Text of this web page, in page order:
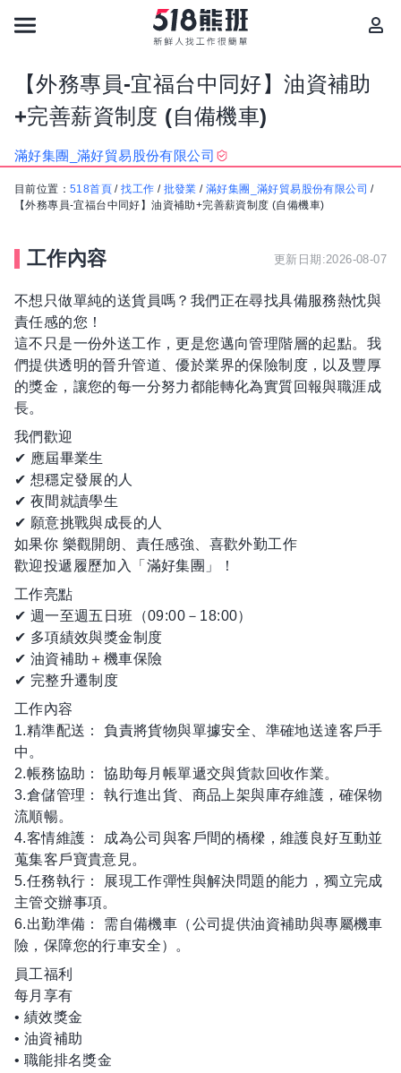
【外務專員-宜福台中同好】油資補助
+完善薪資制度 (自備機車)
滿好集團_滿好貿易股份有限公司
目前位置： 518首頁 /找工作 / 批發業 /滿好集團_滿好貿易股份有限公司 /
【外務專員-宜福台中同好】油資補助+完善薪資制度 (自備機車)
工作內容 更新日期:2026-08-07
不想只做單純的送貨員嗎？我們正在尋找具備服務熱忱與
責任感的您！
這不只是一份外送工作，更是您邁向管理階層的起點。我
們提供透明的晉升管道、優於業界的保險制度，以及豐厚
的獎金，讓您的每一分努力都能轉化為實質回報與職涯成
長。
我們歡迎
✔ 應屆畢業生
✔ 想穩定發展的人
✔ 夜間就讀學生
✔ 願意挑戰與成長的人
如果你 樂觀開朗、責任感強、喜歡外勤工作
歡迎投遞履歷加入「滿好集團」！
工作亮點
✔ 週一至週五日班（09:00－18:00）
✔ 多項績效與獎金制度
✔ 油資補助＋機車保險
✔ 完整升遷制度
工作內容
1.精準配送： 負責將貨物與單據安全、準確地送達客戶手
中。
2.帳務協助： 協助每月帳單遞交與貨款回收作業。
3.倉儲管理： 執行進出貨、商品上架與庫存維護，確保物
流順暢。
4.客情維護： 成為公司與客戶間的橋樑，維護良好互動並
蒐集客戶寶貴意見。
5.任務執行： 展現工作彈性與解決問題的能力，獨立完成
主管交辦事項。
6.出勤準備： 需自備機車（公司提供油資補助與專屬機車
險，保障您的行車安全）。
員工福利
每月享有
• 績效獎金
• 油資補助
• 職能排名獎金